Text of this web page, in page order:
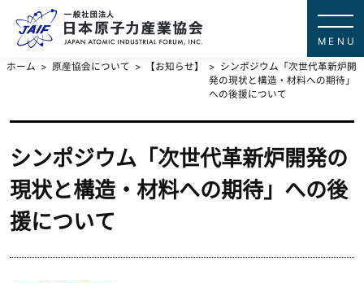
ホーム 原産協会について 【お知らせ】
シンポジウム「次世代革新炉開
発の現状と構造・材料への期待」
への後援について
シンポジウム「次世代革新炉開発の
現状と構造・材料への期待」への後
援について